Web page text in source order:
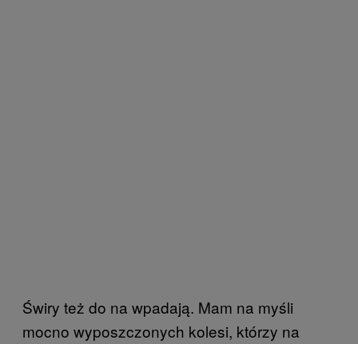
Świry też do na wpadają. Mam na myśli
mocno wyposzczonych kolesi, którzy na